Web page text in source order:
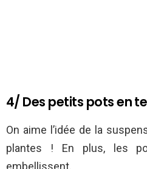
4/ Des petits pots en
On aime l’idée de la
plantes ! En plus, les
embellissent.